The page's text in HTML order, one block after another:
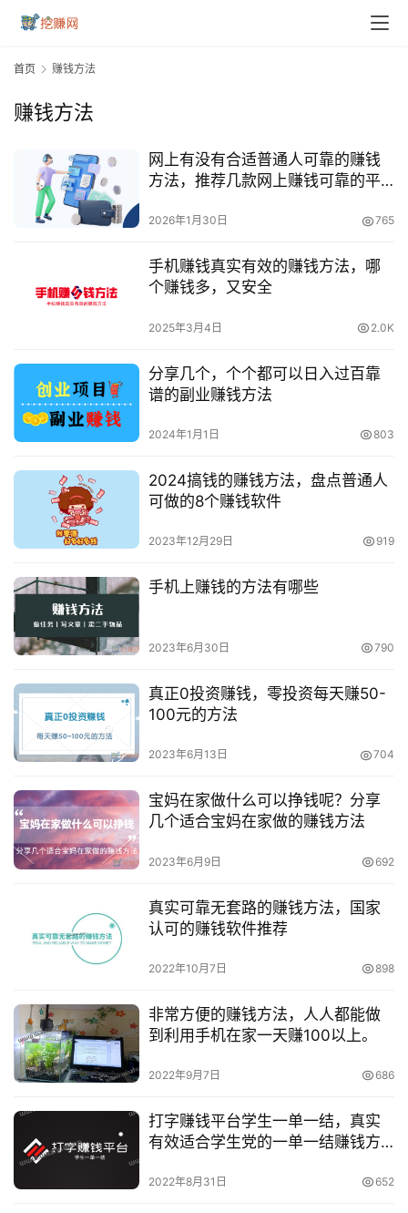
首
页
挖
简
注册
首页 赚钱方法
赚钱方法
网上有没有合适普通人可靠的赚钱
方法，推荐几款网上赚钱可靠的平
2026年1月30日 765
手机赚钱真实有效的赚钱方法，哪
个赚钱多，又安全
2025年3月4日 2.0K
分享几个，个个都可以日入过百靠
谱的副业赚钱方法
2024年1月1日 803
2024搞钱的赚钱方法，盘点普通人
可做的8个赚钱软件
2023年12月29日 919
手机上赚钱的方法有哪些
2023年6月30日 790
真正0投资赚钱，零投资每天赚50-
100元的方法
2023年6月13日 704
宝妈在家做什么可以挣钱呢？分享
几个适合宝妈在家做的赚钱方法
2023年6月9日 692
真实可靠无套路的赚钱方法，国家
认可的赚钱软件推荐
2022年10月7日 898
非常方便的赚钱方法，人人都能做
到利用手机在家一天赚100以上。
2022年9月7日 686
打字赚钱平台学生一单一结，真实
有效适合学生党的一单一结赚钱方
2022年8月31日 652